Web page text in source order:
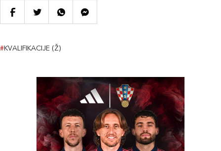
#KVALIFIKACIJE (Ž)